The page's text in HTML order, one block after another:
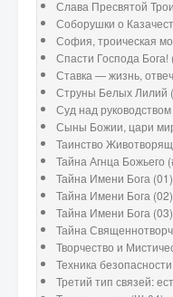
Слава Пресвятой
Соборушки о
София, троическая
Спасти Господа Бога!
Ставка — жизнь,
Струны Белых Лилий
Суд над
Сыны Божии, цари
Таинство
Тайна Агнца Божьего
Тайна Имени Бога (01)
Тайна Имени Бога (02)
Тайна Имени Бога (03)
Тайна
Творчество и
Техника
Третий тип связей: